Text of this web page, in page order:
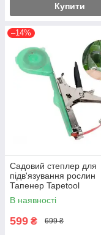
Купити
–14%
Садовий степлер для
підв'язування рослин
Тапенер Tapetool
В наявності
599 ₴ 699 ₴